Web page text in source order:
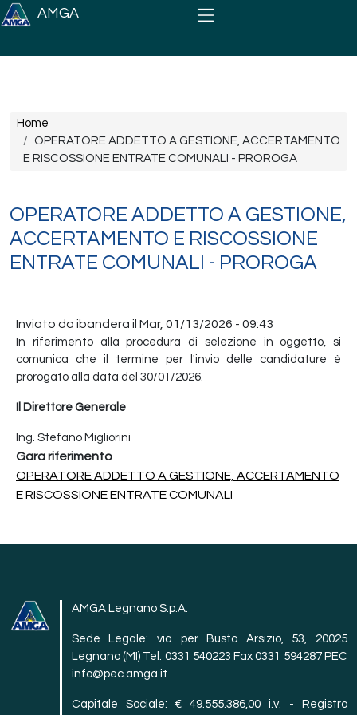
Salta al contenuto principale
AMGA
Briciole di pane
Home
OPERATORE ADDETTO A GESTIONE, ACCERTAMENTO
E RISCOSSIONE ENTRATE COMUNALI - PROROGA
OPERATORE ADDETTO A GESTIONE,
ACCERTAMENTO E RISCOSSIONE
ENTRATE COMUNALI - PROROGA
Inviato da ibandera il Mar, 01/13/2026 - 09:43
In riferimento alla procedura di selezione in oggetto, si
comunica che il termine per l'invio delle candidature è
prorogato alla data del 30/01/2026.
Il Direttore Generale
Ing. Stefano Migliorini
Gara riferimento
OPERATORE ADDETTO A GESTIONE, ACCERTAMENTO
E RISCOSSIONE ENTRATE COMUNALI
AMGA Legnano S.p.A.
Sede Legale: via per Busto Arsizio, 53, 20025
Legnano (MI) Tel. 0331 540223 Fax 0331 594287 PEC
info@pec.amga.it
Capitale Sociale: € 49.555.386,00 i.v. - Registro